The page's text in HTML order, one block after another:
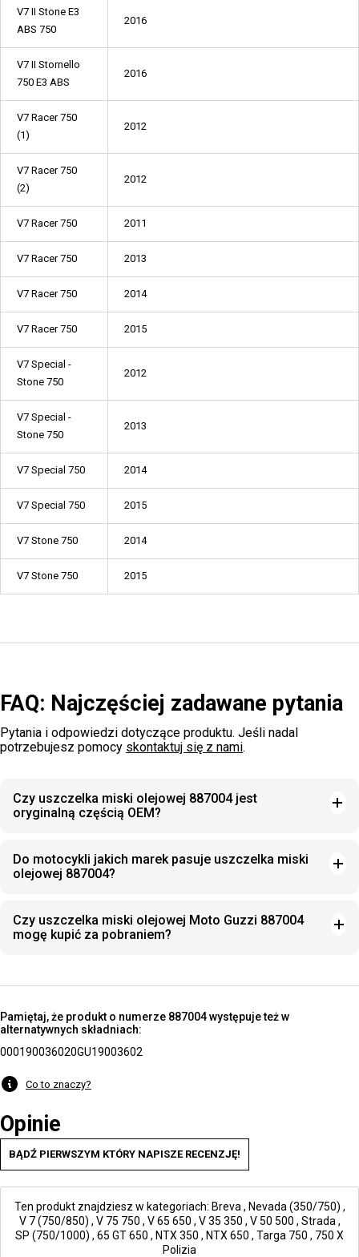
V7 II Stone E3
ABS 750
2016
V7 II Stornello
750 E3 ABS
2016
V7 Racer 750
(1)
2012
V7 Racer 750
(2)
2012
V7 Racer 750 2011
V7 Racer 750 2013
V7 Racer 750 2014
V7 Racer 750 2015
V7 Special -
Stone 750
2012
V7 Special -
Stone 750
2013
V7 Special 750 2014
V7 Special 750 2015
V7 Stone 750 2014
V7 Stone 750 2015
FAQ: Najczęściej zadawane pytania
Pytania i odpowiedzi dotyczące produktu. Jeśli nadal
potrzebujesz pomocy skontaktuj się z nami.
Czy uszczelka miski olejowej 887004 jest
oryginalną częścią OEM?
Do motocykli jakich marek pasuje uszczelka miski
olejowej 887004?
Czy uszczelka miski olejowej Moto Guzzi 887004
mogę kupić za pobraniem?
Pamiętaj, że produkt o numerze 887004 występuje też w
alternatywnych składniach:
000190036020GU19003602
Co to znaczy?
Opinie
BĄDŹ PIERWSZYM KTÓRY NAPISZE RECENZJĘ!
Ten produkt znajdziesz w kategoriach: Breva , Nevada (350/750) ,
V 7 (750/850) , V 75 750 , V 65 650 , V 35 350 , V 50 500 , Strada ,
SP (750/1000) , 65 GT 650 , NTX 350 , NTX 650 , Targa 750 , 750 X
Polizia